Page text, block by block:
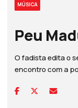
MÚSICA
Peu
O fadista edita o
encontro com a